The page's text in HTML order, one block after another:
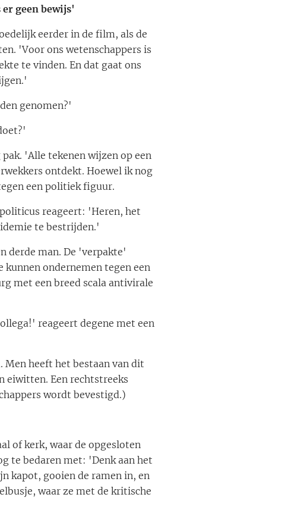
geen bewijs'
eerder in de film, als de
'Voor ons wetenschappers is
te vinden. En dat gaat ons
genomen?'
'Alle tekenen wijzen op een
ontdekt. Hoewel ik nog
een politiek figuur.
reageert: 'Heren, het
te bestrijden.'
derde man. De 'verpakte'
ondernemen tegen een
met een breed scala antivirale
reageert degene met een
Men heeft het bestaan van dit
eiwitten. Een rechtstreeks
wordt bevestigd.)
of kerk, waar de opgesloten
te bedaren met: 'Denk aan het
kapot, gooien de ramen in, en
waar ze met de kritische